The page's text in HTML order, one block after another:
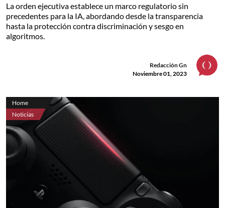
La orden ejecutiva establece un marco regulatorio sin
precedentes para la IA, abordando desde la transparencia
hasta la protección contra discriminación y sesgo en
algoritmos.
Redacción Gn
Noviembre 01, 2023
Home
Noticias